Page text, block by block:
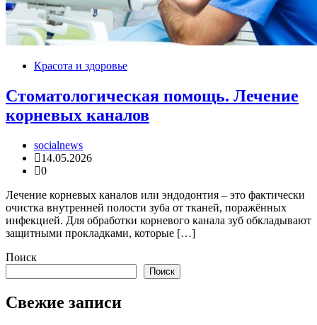
Красота и здоровье
Стоматологическая помощь. Лечение
корневых каналов
socialnews
14.05.2026
0
Лечение корневых каналов или эндодонтия – это фактически
очистка внутренней полости зуба от тканей, поражённых
инфекцией. Для обработки корневого канала зуб обкладывают
защитными прокладками, которые […]
Поиск
Поиск
Свежие записи